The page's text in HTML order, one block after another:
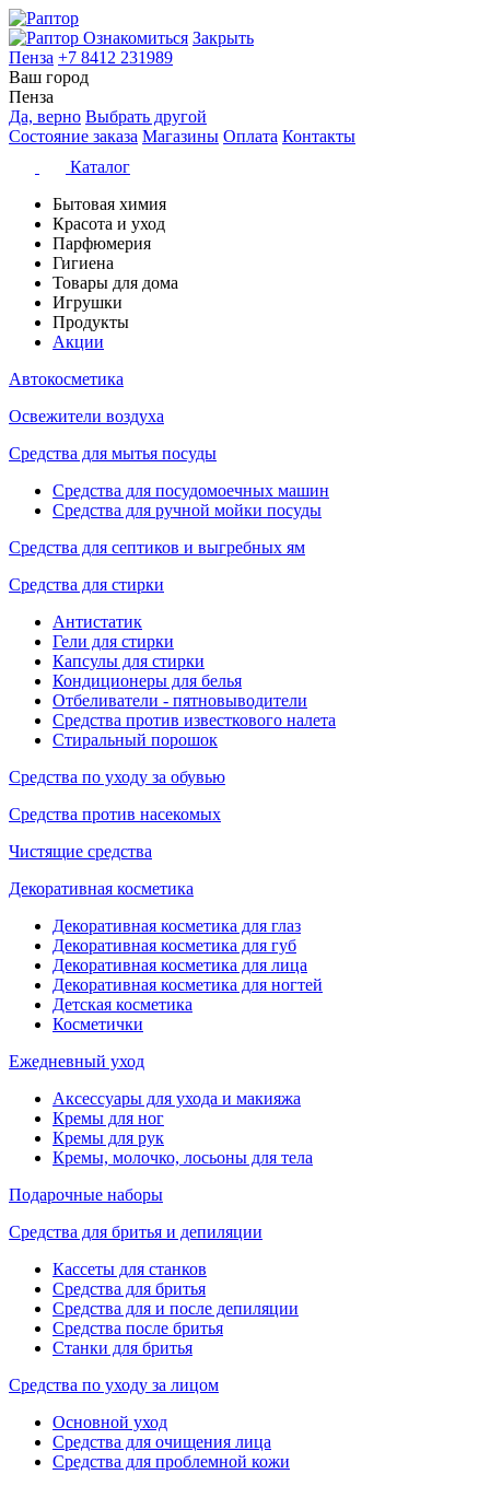
Ознакомиться Закрыть
Пенза +7 8412 231989
Ваш город
Пенза
Да, верно Выбрать другой
Состояние заказа Магазины Оплата Контакты
Каталог
Бытовая химия
Красота и уход
Парфюмерия
Гигиена
Товары для дома
Игрушки
Продукты
Акции
Автокосметика
Освежители воздуха
Средства для мытья посуды
Средства для посудомоечных машин
Средства для ручной мойки посуды
Средства для септиков и выгребных ям
Средства для стирки
Антистатик
Гели для стирки
Капсулы для стирки
Кондиционеры для белья
Отбеливатели - пятновыводители
Средства против известкового налета
Стиральный порошок
Средства по уходу за обувью
Средства против насекомых
Чистящие средства
Декоративная косметика
Декоративная косметика для глаз
Декоративная косметика для губ
Декоративная косметика для лица
Декоративная косметика для ногтей
Детская косметика
Косметички
Ежедневный уход
Аксессуары для ухода и макияжа
Кремы для ног
Кремы для рук
Кремы, молочко, лосьоны для тела
Подарочные наборы
Средства для бритья и депиляции
Кассеты для станков
Средства для бритья
Средства для и после депиляции
Средства после бритья
Станки для бритья
Средства по уходу за лицом
Основной уход
Средства для очищения лица
Средства для проблемной кожи